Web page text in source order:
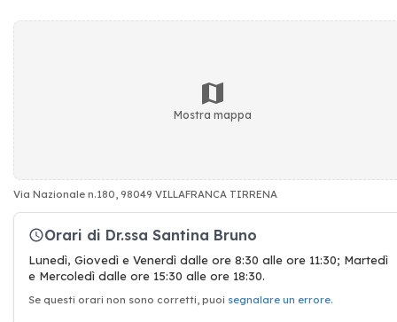
Mostra mappa
Via Nazionale n.180, 98049 VILLAFRANCA TIRRENA
Orari di Dr.ssa Santina Bruno
Lunedì, Giovedì e Venerdì dalle ore 8:30 alle ore 11:30; Martedì
e Mercoledì dalle ore 15:30 alle ore 18:30.
Se questi orari non sono corretti, puoi segnalare un errore.